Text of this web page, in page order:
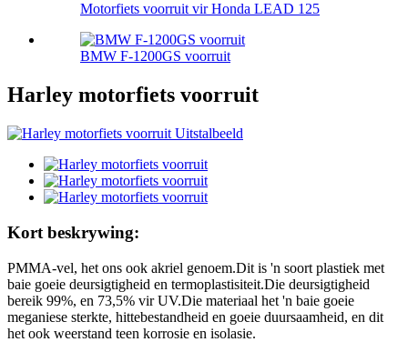
Motorfiets voorruit vir Honda LEAD 125
BMW F-1200GS voorruit
Harley motorfiets voorruit
Kort beskrywing:
PMMA-vel, het ons ook akriel genoem.Dit is 'n soort plastiek met
baie goeie deursigtigheid en termoplastisiteit.Die deursigtigheid
bereik 99%, en 73,5% vir UV.Die materiaal het 'n baie goeie
meganiese sterkte, hittebestandheid en goeie duursaamheid, en dit
het ook weerstand teen korrosie en isolasie.